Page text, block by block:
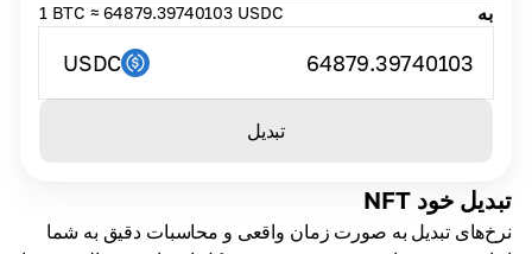
تبدیل خود NFT
نرخ‌های تبدیل به صورت زمان واقعی و محاسبات دقیق به شما
به 1 BTC ≈ 64879.39740103 USDC
64879.39740103
USDC
تبدیل